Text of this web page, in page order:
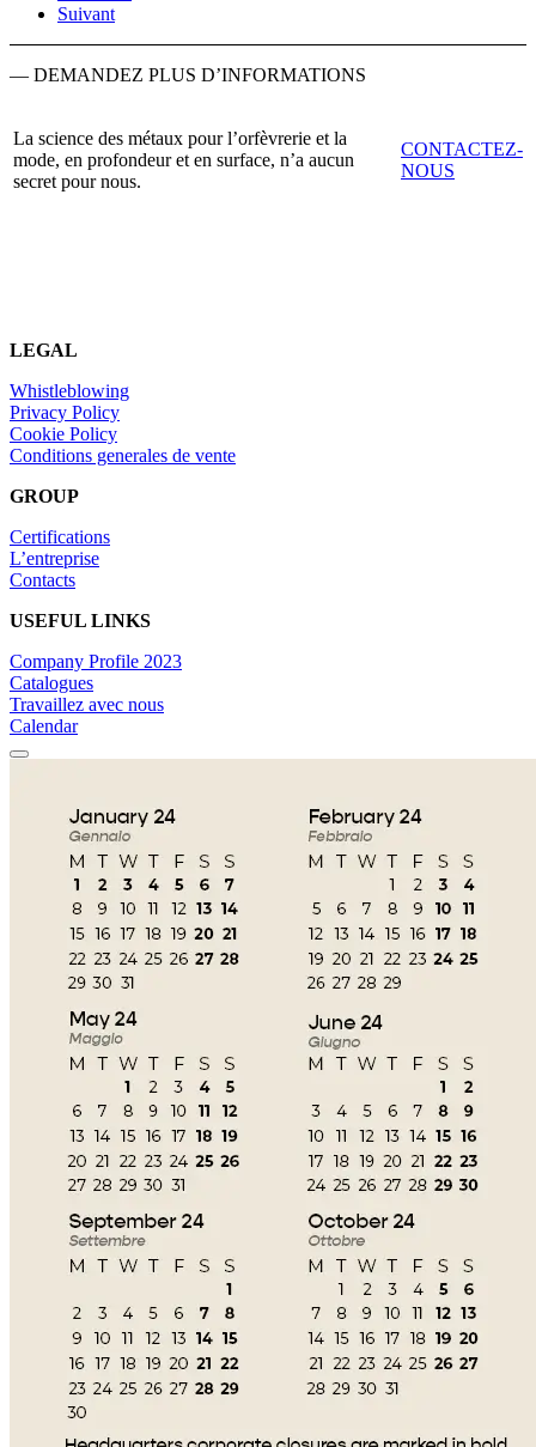
Suivant
— DEMANDEZ PLUS D’INFORMATIONS
La science des métaux pour l’orfèvrerie et la
mode, en profondeur et en surface, n’a aucun
secret pour nous.
CONTACTEZ-
NOUS
LEGAL
Whistleblowing
Privacy Policy
Cookie Policy
Conditions generales de vente
GROUP
Certifications
L’entreprise
Contacts
USEFUL LINKS
Company Profile 2023
Catalogues
Travaillez avec nous
Calendar